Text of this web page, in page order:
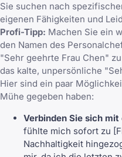
Sie suchen nach
eigenen Fähigkeiten und
Profi-Tipp: Machen Sie ein
den Namen des
"Sehr geehrte Frau Chen"
das kalte, unpersönliche
Hier sind ein paar
Mühe gegeben haben:
Verbinden Sie sich
fühlte mich sofort zu
Nachhaltigkeit